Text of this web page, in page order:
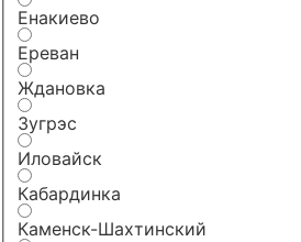
Енакиево
Ереван
Ждановка
Зугрэс
Иловайск
Кабардинка
Каменск-Шахтинский